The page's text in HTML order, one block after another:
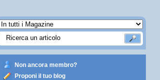
Non ancora membro?
Proponi il tuo blog